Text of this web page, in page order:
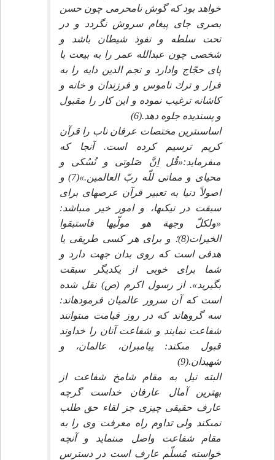
خواهد بود كه گوش نامحرمى چون حسن
بصرى جاى پيغام سروش نگردد و در
تحت سلطه و نفوذ شيطان باشد و
شخصى چون عبدالله عمر را به بيعت با
پاى حجّاج وادارد و نجم الدين دايه را به
فرار و ترك ناموس و فرزندان و خانه و
كاشانه ترغيب نموده و اين كار را مقبول
و پسنديده جلوه دهد.(6)
اساسى‏ترين مختصات عرفان ناب را قرآن
كريم ترسيم كرده است. آنجا كه
مى‏فرمايد:«قُل اِنَّ صَلوتى و نُسُكى و
محياى و مماتى للّه ربّ العالمين.»(7) و
اصولاً دنيا به تعبير قرآن عرصه‏اى براى
سبقت در نيكى‏ها، و امور خير مى‏باشد:
«ولكلّ وجهة هو مولّيها فاستبقوا
الخيرات(8)؛ و براى هر كسى طريقى يا
هدفى است كه روى بدان جهت دارد و
شما براى خوبى از يكديگر سبقت
بگيريد». از رسول اكرم (ص) نقل شده
است كه آن سرور عالميان فرموده‏اند:
سه گروه‏اند كه در روز قيامت مى‏توانند
شفاعت نمايند و شفاعت آنان را خداوند
قبول مى‏كند: پيامبران، عالمان، و
شهيدان.(9)
البته نيل به مقام شامخ شفاعت از
بهترين آمال عارفان خداست گرچه
عارف حقيقى چيزى جز لقاء حق طلب
نمى‏كند ولى تداوم راه معرفت وى را به
مقام شفاعت واصل مى‏نمايد و آنچه
خواسته مُسلّم عارف است در دسترس